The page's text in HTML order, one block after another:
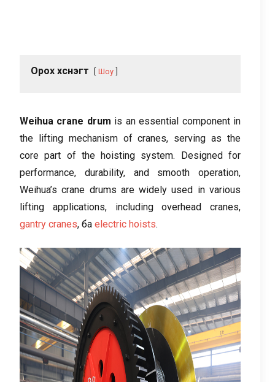
Орох хүснэгт Шоу
Weihua crane drum is an essential component in
the lifting mechanism of cranes, serving as the
core part of the hoisting system.
Designed for
performance, durability, and smooth operation,
Weihua’s crane drums are widely used in various
lifting applications, including overhead cranes,
gantry cranes, ба electric hoists.